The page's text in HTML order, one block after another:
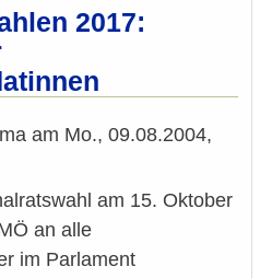
(2)
2017:
am Mo., 09.08.2004,
am 15. Oktober
an alle
im Parlament